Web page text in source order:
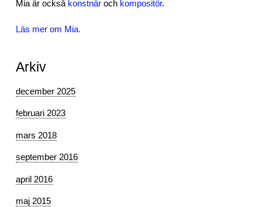
Mia är också konstnäroch kompositör.
Läs mer om Mia.
Arkiv
december 2025
februari 2023
mars 2018
september 2016
april 2016
maj 2015